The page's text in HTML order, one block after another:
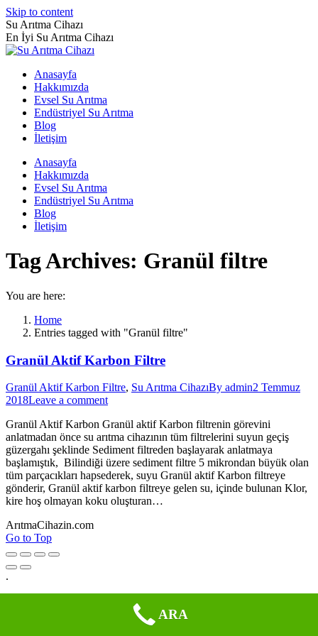
Skip to content
Su Arıtma Cihazı
En İyi Su Arıtma Cihazı
Anasayfa
Hakkımızda
Evsel Su Arıtma
Endüstriyel Su Arıtma
Blog
İletişim
Anasayfa
Hakkımızda
Evsel Su Arıtma
Endüstriyel Su Arıtma
Blog
İletişim
Tag Archives: Granül filtre
You are here:
Home
Entries tagged with "Granül filtre"
Granül Aktif Karbon Filtre
Granül Aktif Karbon Filtre, Su Arıtma CihazıBy admin2 Temmuz
2018Leave a comment
Granül Aktif Karbon Granül aktif Karbon filtrenin görevini
anlatmadan önce su arıtma cihazının tüm filtrelerini suyun geçiş
güzergahı şeklinde Sediment filtreden başlayarak anlatmaya
başlamıştık, Bilindiği üzere sediment filtre 5 mikrondan büyük olan
tüm parçacıkları hapsederek, suyu Granül aktif Karbon filtreye
gönderir, Granül aktif karbon filtreye gelen su, içinde bulunan Klor,
kire hoş olmayan koku oluşturan…
ArıtmaCihazin.com
Go to Top
ARA
.